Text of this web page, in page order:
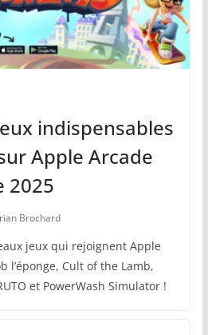
indispensables
Apple Arcade
2025
Brochard
jeux qui rejoignent Apple
l’éponge, Cult of the Lamb,
et PowerWash Simulator !